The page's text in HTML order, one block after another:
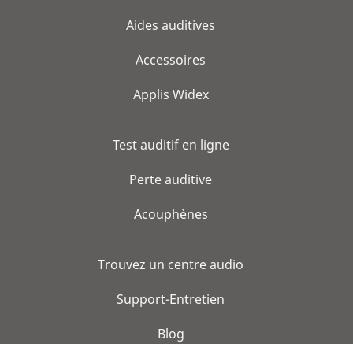
Aides auditives
Accessoires
Applis Widex
Test auditif en ligne
Perte auditive
Acouphènes
Trouvez un centre audio
Support-Entretien
Blog